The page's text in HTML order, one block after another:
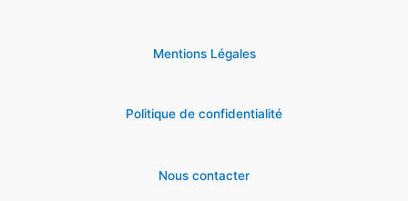
Mentions Légales
Politique de confidentialité
Nous contacter